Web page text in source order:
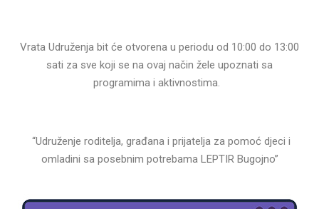
Vrata Udruženja bit će otvorena u periodu od 10:00 do 13:00
sati za sve koji se na ovaj način žele upoznati sa
programima i aktivnostima.
“Udruženje roditelja, građana i prijatelja za pomoć djeci i
omladini sa posebnim potrebama LEPTIR Bugojno”